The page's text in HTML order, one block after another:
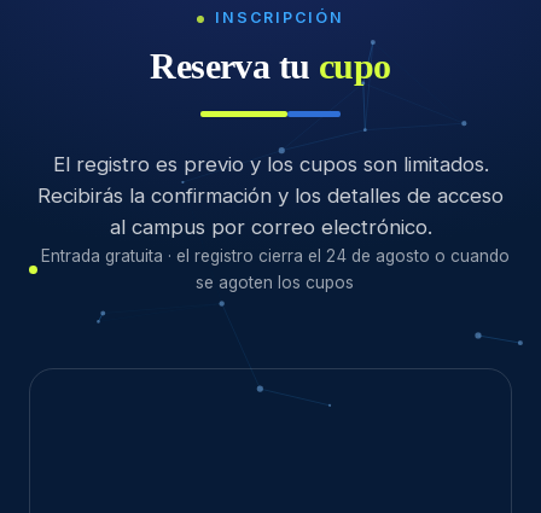
INSCRIPCIÓN
Reserva tu cupo
El registro es previo y los cupos son limitados.
Recibirás la confirmación y los detalles de acceso
al campus por correo electrónico.
Entrada gratuita · el registro cierra el 24 de agosto o cuando
se agoten los cupos